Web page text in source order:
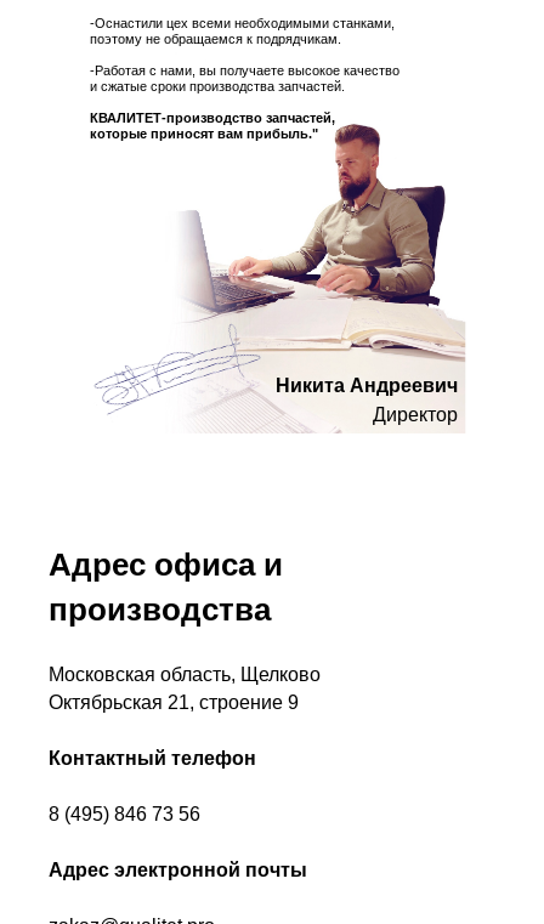
-Оснастили цех всеми необходимыми станками,
поэтому не обращаемся к подрядчикам.
-Работая с нами, вы получаете высокое качество
и сжатые сроки производства запчастей.
КВАЛИТЕТ-производство запчастей,
которые приносят вам прибыль."
Никита Андреевич
Директор
Адрес офиса и
производства
Московская область, Щелково
Октябрьская 21, строение 9
Контактный телефон
8 (495) 846 73 56
Адрес электронной почты